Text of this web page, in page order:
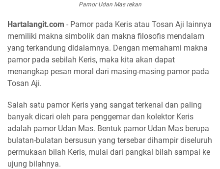
Pamor Udan Mas rekan
Hartalangit.com - Pamor pada Keris atau Tosan Aji lainnya
memiliki makna simbolik dan makna filosofis mendalam
yang terkandung didalamnya. Dengan memahami makna
pamor pada sebilah Keris, maka kita akan dapat
menangkap pesan moral dari masing-masing pamor pada
Tosan Aji.
Salah satu pamor Keris yang sangat terkenal dan paling
banyak dicari oleh para penggemar dan kolektor Keris
adalah pamor Udan Mas. Bentuk pamor Udan Mas berupa
bulatan-bulatan bersusun yang tersebar dihampir diseluruh
permukaan bilah Keris, mulai dari pangkal bilah sampai ke
ujung bilahnya.